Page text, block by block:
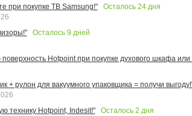
при покупке ТВ Samsung!" Осталось 24дня
Осталось 9 дней
Hotpoint при покупке духового шкафа
+ рулон для вакуумного упаковщика = получи
технику Hotpoint, Indesit!"
Осталось 2 дня